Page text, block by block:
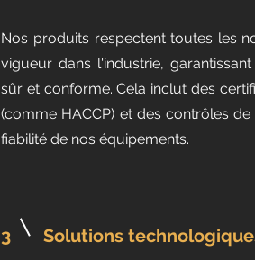
Nos produits respectent toutes les
vigueur dans l'industrie,
sûr et conforme. Cela inclut des
(comme HACCP) et des contrôles
fiabilité de nos équipements.
3 Solutions